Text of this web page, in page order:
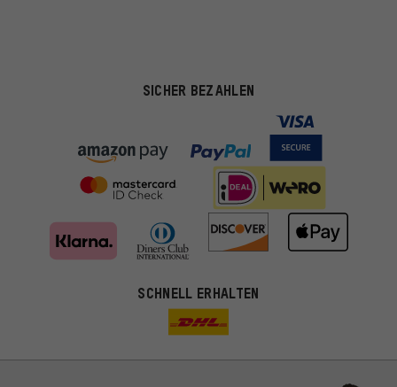
SICHER BEZAHLEN
SCHNELL ERHALTEN